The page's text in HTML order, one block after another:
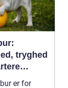
tryghed
med hund
er for